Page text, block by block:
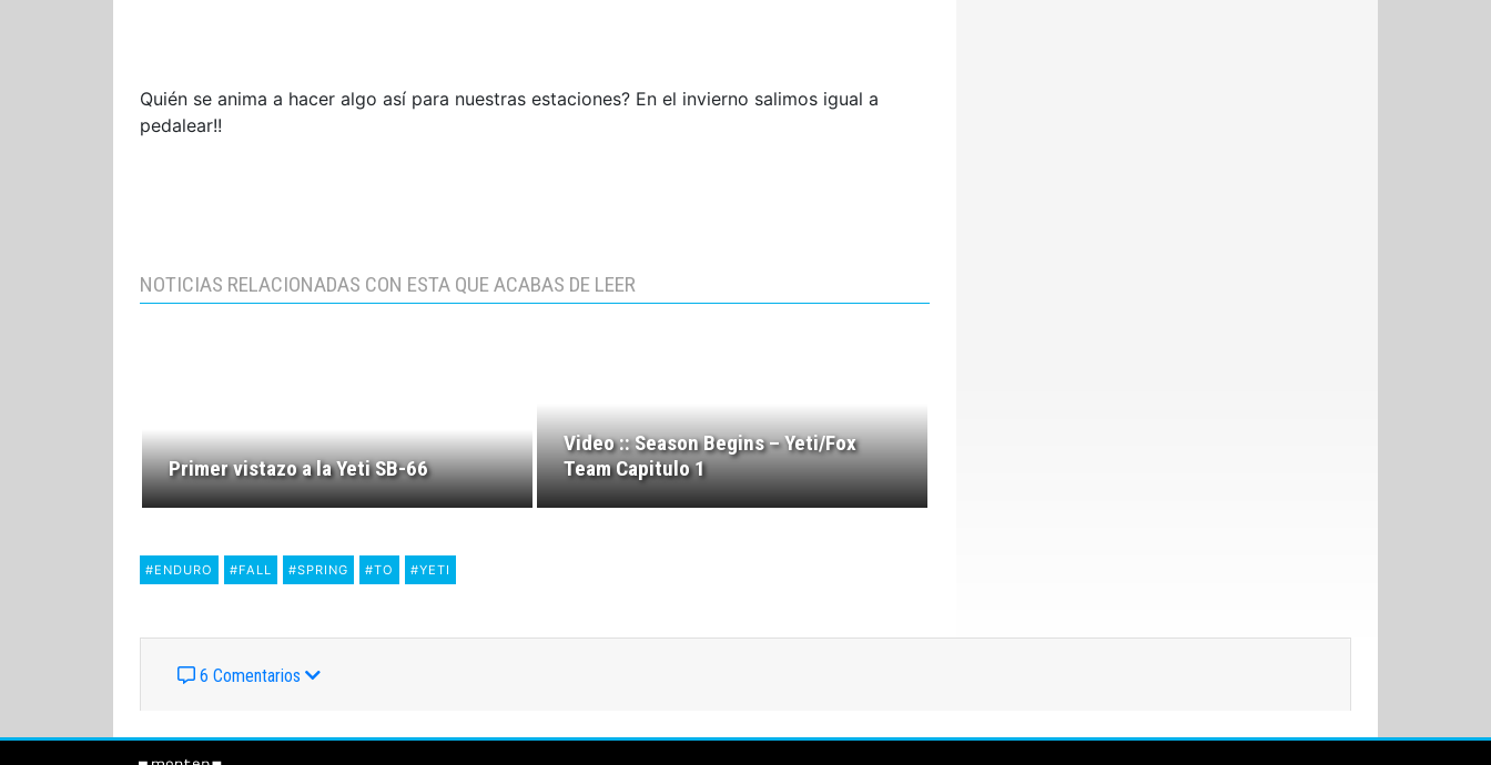
Quién se anima a hacer algo así para nuestras estaciones? En el invierno salimos igual a
pedalear!!
NOTICIAS RELACIONADAS CON ESTA QUE ACABAS DE LEER
Primer vistazo a la Yeti SB-66
Video :: Season Begins – Yeti/Fox
Team Capitulo 1
#ENDURO #FALL #SPRING #TO #YETI
6 Comentarios